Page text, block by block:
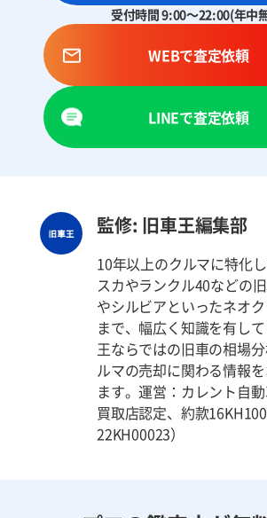
受付時間 9:00～22:00(年中
WEBで査定依頼
LINEで査定依頼
監修: 旧車王編集部
10年以上のクルマに特化
スカやランクル40などの
やシルビアといったネオ
まで、幅広く知識を有し
王ならではの旧車の相場
ルマの売却に関わる情報
ます。運営：カレント自
買取店認定、約款
22KH00023）